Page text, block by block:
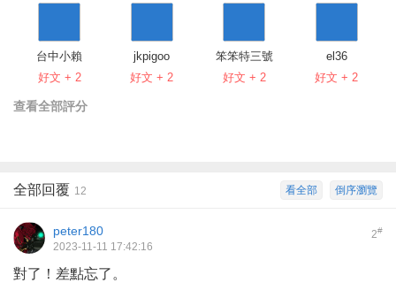
台中小賴
好文 + 2
jkpigoo
好文 + 2
笨笨特三號
好文 + 2
el36
好文 + 2
查看全部評分
倒序瀏覽
看全部
全部回覆 12
2#
peter180
2023-11-11 17:42:16
對了！差點忘了。